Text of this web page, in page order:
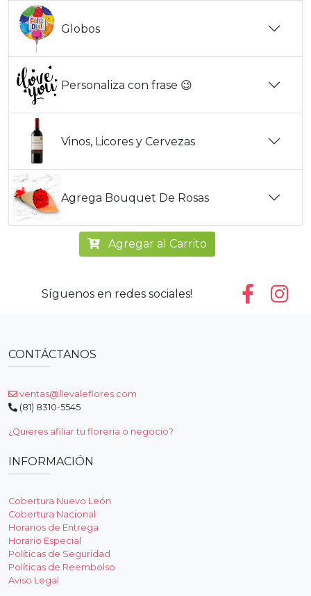
Globos
Personaliza con frase 😉
Vinos, Licores y Cervezas
Agrega Bouquet De Rosas
Agregar al Carrito
Síguenos en redes sociales!
CONTÁCTANOS
ventas@llevaleflores.com
(81) 8310-5545
¿Quieres afiliar tu floreria o negocio?
INFORMACIÓN
Cobertura Nuevo León
Cobertura Nacional
Horarios de Entrega
Horario Especial
Políticas de Seguridad
Políticas de Reembolso
Aviso Legal